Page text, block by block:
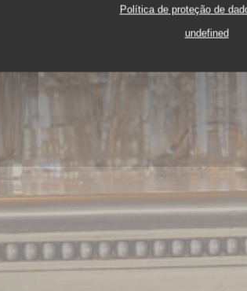
Política de proteção de
undefined